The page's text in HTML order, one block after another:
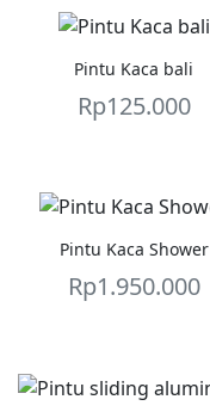
Pintu Kaca bali
Rp125.000
Pintu Kaca Shower
Rp1.950.000